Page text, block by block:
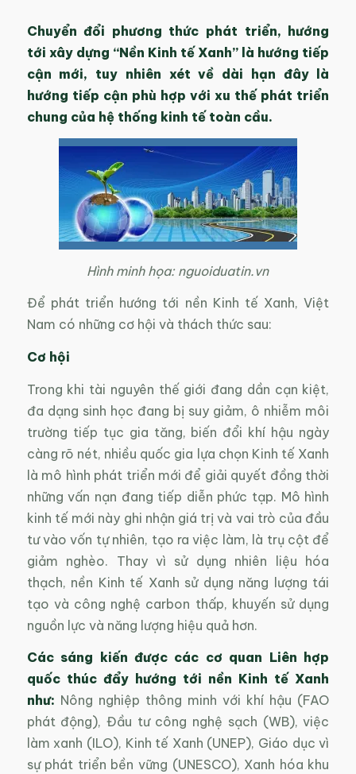
Chuyển đổi phương thức phát triển, hướng
tới xây dựng “Nền Kinh tế Xanh” là hướng tiếp
cận mới, tuy nhiên xét về dài hạn đây là
hướng tiếp cận phù hợp với xu thế phát triển
chung của hệ thống kinh tế toàn cầu.
Hình minh họa: nguoiduatin.vn
Để phát triển hướng tới nền Kinh tế Xanh, Việt
Nam có những cơ hội và thách thức sau:
Cơ hội
Trong khi tài nguyên thế giới đang dần cạn kiệt,
đa dạng sinh học đang bị suy giảm, ô nhiễm môi
trường tiếp tục gia tăng, biến đổi khí hậu ngày
càng rõ nét, nhiều quốc gia lựa chọn Kinh tế Xanh
là mô hình phát triển mới để giải quyết đồng thời
những vấn nạn đang tiếp diễn phức tạp. Mô hình
kinh tế mới này ghi nhận giá trị và vai trò của đầu
tư vào vốn tự nhiên, tạo ra việc làm, là trụ cột để
giảm nghèo. Thay vì sử dụng nhiên liệu hóa
thạch, nền Kinh tế Xanh sử dụng năng lượng tái
tạo và công nghệ carbon thấp, khuyến sử dụng
nguồn lực và năng lượng hiệu quả hơn.
Các sáng kiến được các cơ quan Liên hợp
quốc thúc đẩy hướng tới nền Kinh tế Xanh
như: Nông nghiệp thông minh với khí hậu (FAO
phát động), Đầu tư công nghệ sạch (WB), việc
làm xanh (ILO), Kinh tế Xanh (UNEP), Giáo dục vì
sự phát triển bền vững (UNESCO), Xanh hóa khu